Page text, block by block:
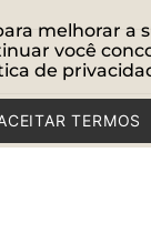
melhorar a
você
de
TERMOS